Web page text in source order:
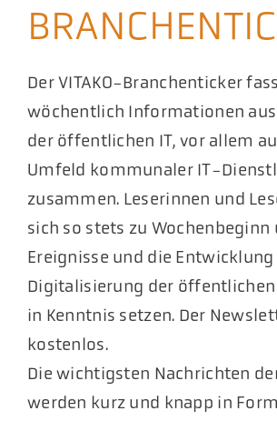
Aktuelles
Podcast
Der VITAKO-Branchenticker
wöchentlich Informationen
der öffentlichen IT, vor allem
Umfeld kommunaler IT-
zusammen. Leserinnen und
sich so stets zu Wochenbeginn
Ereignisse und die
Digitalisierung der
in Kenntnis setzen. Der
kostenlos.
Die wichtigsten Nachrichten
werden kurz und knapp in